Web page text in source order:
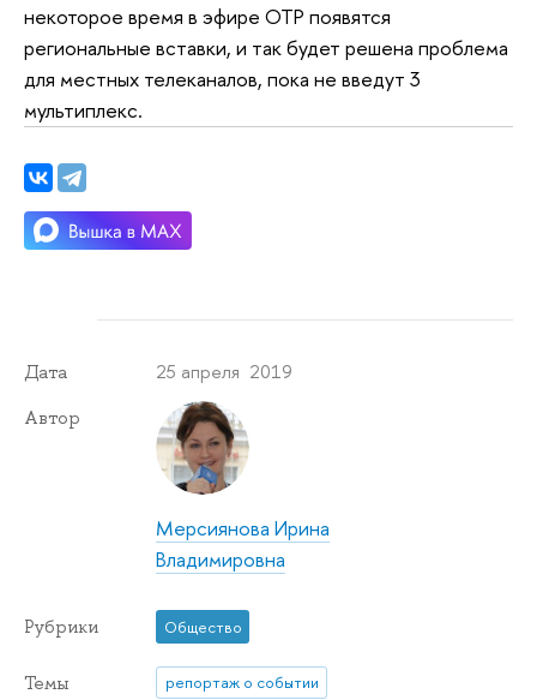
некоторое время в эфире ОТР появятся
региональные вставки, и так будет решена проблема
для местных телеканалов, пока не введут 3
мультиплекс.
Дата 25 апреля 2019
Автор
Мерсиянова Ирина
Владимировна
Рубрики Общество
Темы репортаж о событии